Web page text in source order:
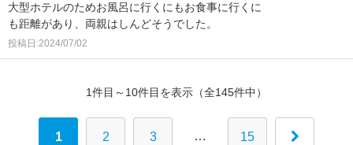
大型ホテルのためお風呂に行くにもお食事に行くに
も距離があり、両親はしんどそうでした。
投稿日:2024/07/02
1件目～10件目を表示（全145件中）
1 2 3 … 15